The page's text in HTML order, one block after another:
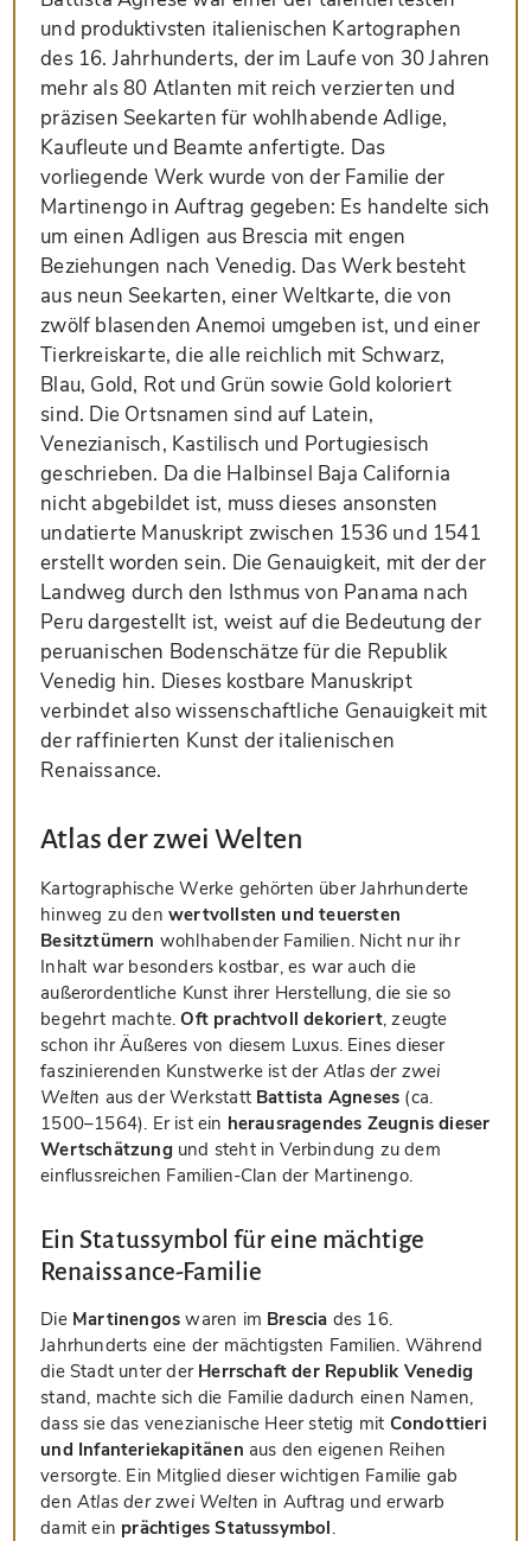
und produktivsten italienischen Kartographen
des 16. Jahrhunderts, der im Laufe von 30 Jahren
mehr als 80 Atlanten mit reich verzierten und
präzisen Seekarten für wohlhabende Adlige,
Kaufleute und Beamte anfertigte. Das
vorliegende Werk wurde von der Familie der
Martinengo in Auftrag gegeben: Es handelte sich
um einen Adligen aus Brescia mit engen
Beziehungen nach Venedig. Das Werk besteht
aus neun Seekarten, einer Weltkarte, die von
zwölf blasenden Anemoi umgeben ist, und einer
Tierkreiskarte, die alle reichlich mit Schwarz,
Blau, Gold, Rot und Grün sowie Gold koloriert
sind. Die Ortsnamen sind auf Latein,
Venezianisch, Kastilisch und Portugiesisch
geschrieben. Da die Halbinsel Baja California
nicht abgebildet ist, muss dieses ansonsten
undatierte Manuskript zwischen 1536 und 1541
erstellt worden sein. Die Genauigkeit, mit der der
Landweg durch den Isthmus von Panama nach
Peru dargestellt ist, weist auf die Bedeutung der
peruanischen Bodenschätze für die Republik
Venedig hin. Dieses kostbare Manuskript
verbindet also wissenschaftliche Genauigkeit mit
der raffinierten Kunst der italienischen
Renaissance.
Atlas der zwei Welten
Kartographische Werke gehörten über Jahrhunderte
hinweg zu den wertvollsten und teuersten
Besitztümern wohlhabender Familien. Nicht nur ihr
Inhalt war besonders kostbar, es war auch die
außerordentliche Kunst ihrer Herstellung, die sie so
begehrt machte.Oft prachtvoll dekoriert, zeugte
schon ihr Äußeres von diesem Luxus. Eines dieser
faszinierenden Kunstwerke ist der Atlas der zwei
Welten aus der Werkstatt Battista Agneses (ca.
1500–1564). Er ist ein herausragendes Zeugnis dieser
Wertschätzungund steht in Verbindung zu dem
einflussreichen Familien-Clan der Martinengo.
Ein Statussymbol für eine mächtige
Renaissance-Familie
Die Martinengos waren im Brescia des 16.
Jahrhunderts eine der mächtigsten Familien. Während
die Stadt unter der Herrschaft der Republik Venedig
stand, machte sich die Familie dadurch einen Namen,
dass sie das venezianische Heer stetig mit Condottieri
und Infanteriekapitänen aus den eigenen Reihen
versorgte. Ein Mitglied dieser wichtigen Familie gab
denAtlas der zwei Welten in Auftrag und erwarb
damit ein prächtiges Statussymbol.